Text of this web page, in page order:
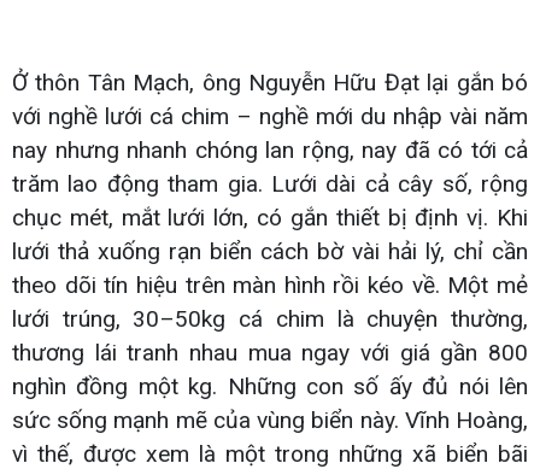
Ở thôn Tân Mạch, ông Nguyễn Hữu Đạt lại gắn bó
với nghề lưới cá chim – nghề mới du nhập vài năm
nay nhưng nhanh chóng lan rộng, nay đã có tới cả
trăm lao động tham gia. Lưới dài cả cây số, rộng
chục mét, mắt lưới lớn, có gắn thiết bị định vị. Khi
lưới thả xuống rạn biển cách bờ vài hải lý, chỉ cần
theo dõi tín hiệu trên màn hình rồi kéo về. Một mẻ
lưới trúng, 30–50kg cá chim là chuyện thường,
thương lái tranh nhau mua ngay với giá gần 800
nghìn đồng một kg. Những con số ấy đủ nói lên
sức sống mạnh mẽ của vùng biển này. Vĩnh Hoàng,
vì thế, được xem là một trong những xã biển bãi